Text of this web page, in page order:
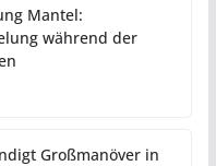
Mantel:
während der
Großmanöver in